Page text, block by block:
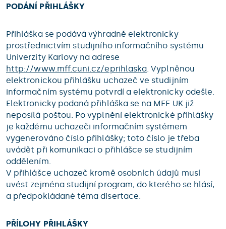
PODÁNÍ PŘIHLÁŠKY
Přihláška se podává výhradně elektronicky
prostřednictvím studijního informačního systému
Univerzity Karlovy na adrese
http://www.mff.cuni.cz/eprihlaska. Vyplněnou
elektronickou přihlášku uchazeč ve studijním
informačním systému potvrdí a elektronicky odešle.
Elektronicky podaná přihláška se na MFF UK již
neposílá poštou. Po vyplnění elektronické přihlášky
je každému uchazeči informačním systémem
vygenerováno číslo přihlášky; toto číslo je třeba
uvádět při komunikaci o přihlášce se studijním
oddělením.
V přihlášce uchazeč kromě osobních údajů musí
uvést zejména studijní program, do kterého se hlásí,
a předpokládané téma disertace.
PŘÍLOHY PŘIHLÁŠKY